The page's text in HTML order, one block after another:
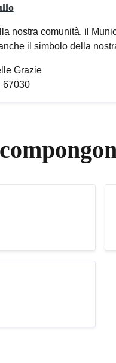
nostra comunità, il
il simbolo della
Grazie
67030